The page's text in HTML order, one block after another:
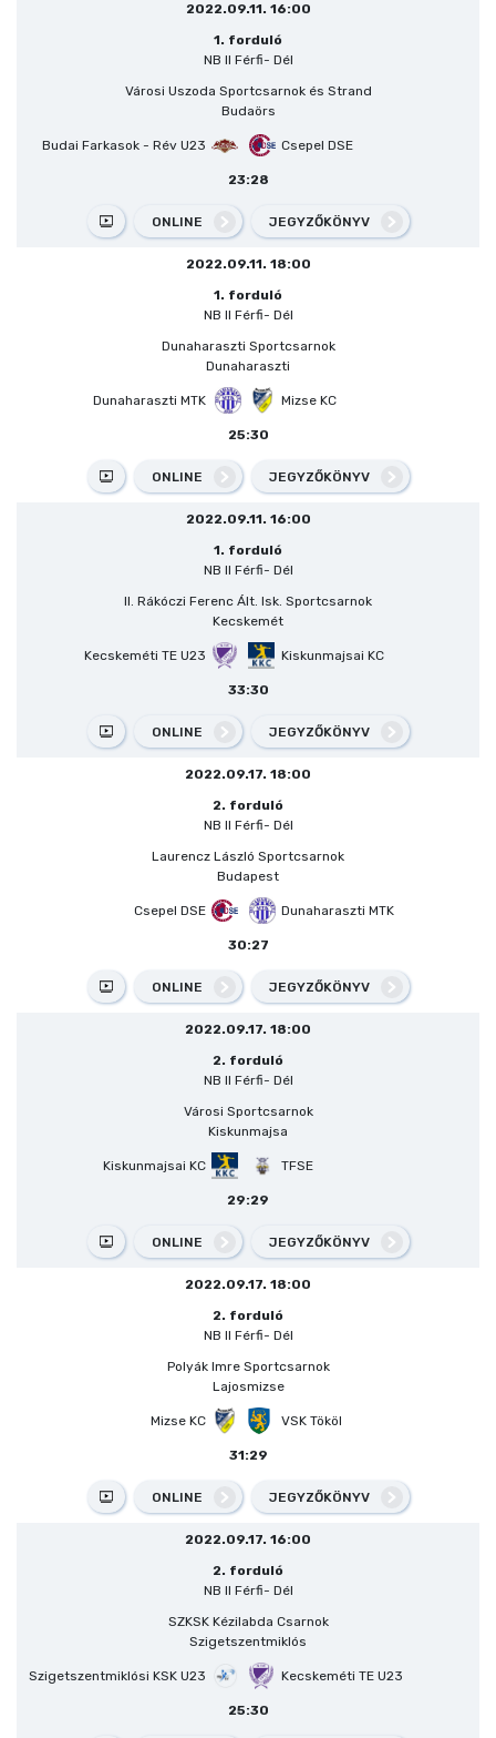
2022.09.11. 16:00
1. forduló
NB II Férfi- Dél
Városi Uszoda Sportcsarnok és Strand
Budaörs
Budai Farkasok - Rév U23 Csepel DSE
23:28
ONLINE JEGYZŐKÖNYV
2022.09.11. 18:00
1. forduló
NB II Férfi- Dél
Dunaharaszti Sportcsarnok
Dunaharaszti
Dunaharaszti MTK Mizse KC
25:30
ONLINE JEGYZŐKÖNYV
2022.09.11. 16:00
1. forduló
NB II Férfi- Dél
II. Rákóczi Ferenc Ált. Isk. Sportcsarnok
Kecskemét
Kecskeméti TE U23 Kiskunmajsai KC
33:30
ONLINE JEGYZŐKÖNYV
2022.09.17. 18:00
2. forduló
NB II Férfi- Dél
Laurencz László Sportcsarnok
Budapest
Csepel DSE Dunaharaszti MTK
30:27
ONLINE JEGYZŐKÖNYV
2022.09.17. 18:00
2. forduló
NB II Férfi- Dél
Városi Sportcsarnok
Kiskunmajsa
Kiskunmajsai KC TFSE
29:29
ONLINE JEGYZŐKÖNYV
2022.09.17. 18:00
2. forduló
NB II Férfi- Dél
Polyák Imre Sportcsarnok
Lajosmizse
Mizse KC VSK Tököl
31:29
ONLINE JEGYZŐKÖNYV
2022.09.17. 16:00
2. forduló
NB II Férfi- Dél
SZKSK Kézilabda Csarnok
Szigetszentmiklós
Szigetszentmiklósi KSK U23 Kecskeméti TE U23
25:30